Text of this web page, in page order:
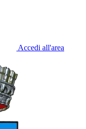
Accedi all'area